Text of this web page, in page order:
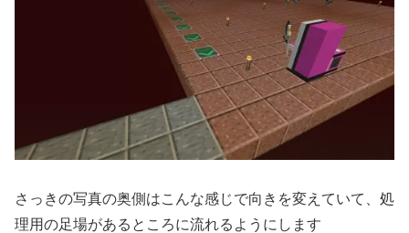
さっきの写真の奥側はこんな感じで向きを変えていて、処
理用の足場があるところに流れるようにします